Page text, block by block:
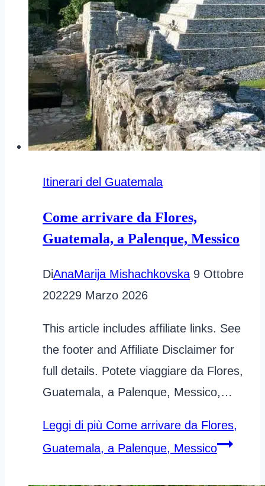
Itinerari del Guatemala
Come arrivare da Flores,
Guatemala, a Palenque, Messico
DiAnaMarija Mishachkovska 9 Ottobre
202229 Marzo 2026
This article includes affiliate links. See
the footer and Affiliate Disclaimer for
full details. Potete viaggiare da Flores,
Guatemala, a Palenque, Messico,…
Leggi di più Come arrivare da Flores,
Guatemala, a Palenque, Messico